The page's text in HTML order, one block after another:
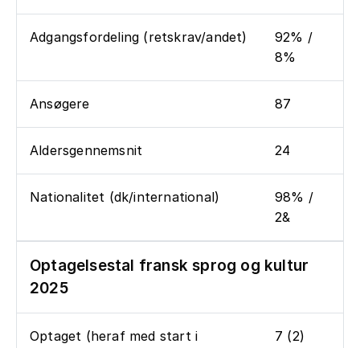
Adgangsfordeling (retskrav/andet)
92% /
8%
Ansøgere 87
Aldersgennemsnit 24
Nationalitet (dk/international)
98% /
2&
Optagelsestal fransk sprog og kultur
2025
Optaget (heraf med start i
7 (2)